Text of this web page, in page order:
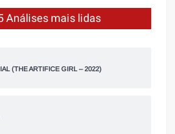
Análises mais lidas
(THE ARTIFICE GIRL – 2022)